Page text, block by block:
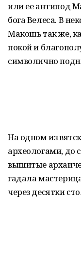
или ее антипод
бога Велеса. В
Макошь так же,
покой и
символично
На одном из
археологами, до
вышитые
гадала
через десятки